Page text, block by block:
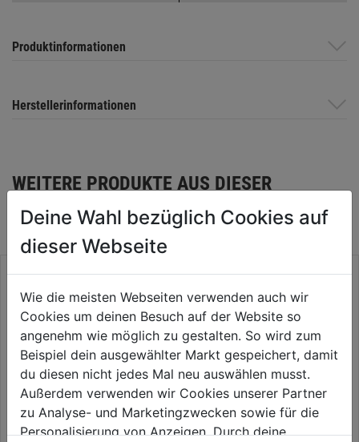
Produktinformationen
Herstellerinformationen
WEITERE PRODUKTE AUS DIESER
KATEGORIE
Deine Wahl bezüglich Cookies auf
dieser Webseite
Wie die meisten Webseiten verwenden auch wir
Cookies um deinen Besuch auf der Website so
angenehm wie möglich zu gestalten. So wird zum
Beispiel dein ausgewählter Markt gespeichert, damit
du diesen nicht jedes Mal neu auswählen musst.
Außerdem verwenden wir Cookies unserer Partner
zu Analyse- und Marketingzwecken sowie für die
Personalisierung von Anzeigen. Durch deine